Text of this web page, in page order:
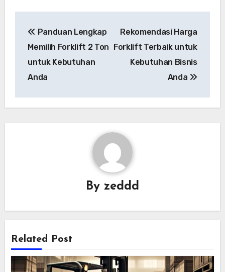
pos
Panduan Lengkap
Memilih Forklift 2 Ton
untuk Kebutuhan
Anda
Rekomendasi Harga
Forklift Terbaik untuk
Kebutuhan Bisnis
Anda
By zeddd
Related Post